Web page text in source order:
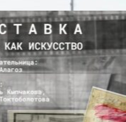
Акыркы жаңылыктар
«БИРИМДИК
КЕЛДИ
07.08.2026